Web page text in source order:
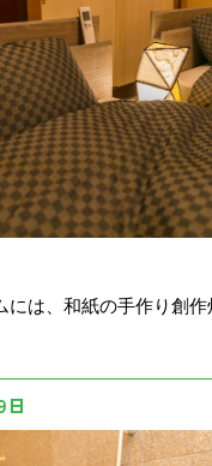
には、和紙の手作り創作